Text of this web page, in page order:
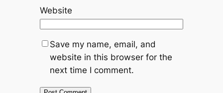
Website
Save my name, email, and
website in this browser for the
next time I comment.